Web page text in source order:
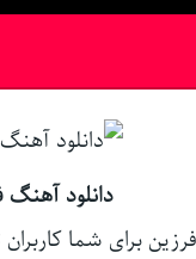
دانلود آهنگ
برای شما